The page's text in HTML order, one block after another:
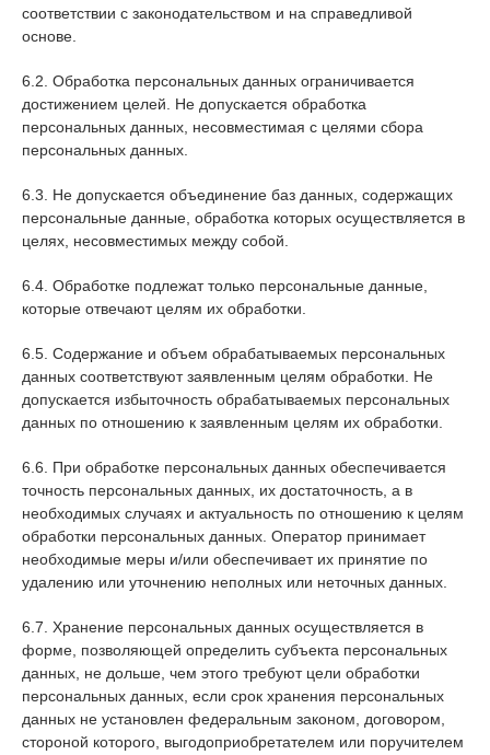
соответствии с законодательством и на справедливой
основе.
6.2. Обработка персональных данных ограничивается
достижением целей. Не допускается обработка
персональных данных, несовместимая с целями сбора
персональных данных.
6.3. Не допускается объединение баз данных, содержащих
персональные данные, обработка которых осуществляется в
целях, несовместимых между собой.
6.4. Обработке подлежат только персональные данные,
которые отвечают целям их обработки.
6.5. Содержание и объем обрабатываемых персональных
данных соответствуют заявленным целям обработки. Не
допускается избыточность обрабатываемых персональных
данных по отношению к заявленным целям их обработки.
6.6. При обработке персональных данных обеспечивается
точность персональных данных, их достаточность, а в
необходимых случаях и актуальность по отношению к целям
обработки персональных данных. Оператор принимает
необходимые меры и/или обеспечивает их принятие по
удалению или уточнению неполных или неточных данных.
6.7. Хранение персональных данных осуществляется в
форме, позволяющей определить субъекта персональных
данных, не дольше, чем этого требуют цели обработки
персональных данных, если срок хранения персональных
данных не установлен федеральным законом, договором,
стороной которого, выгодоприобретателем или поручителем